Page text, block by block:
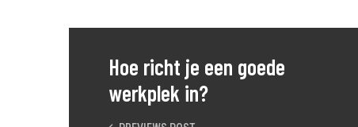
Hoe richt je een goede
werkplek in?